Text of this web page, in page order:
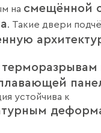
на смещённой
. Такие двери
устойчива к